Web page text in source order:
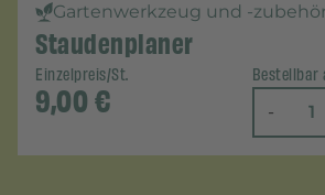
Gartenwerkzeug und -
Staudenplaner
Einzelpreis/St.
9,00€
Bestellbar
-